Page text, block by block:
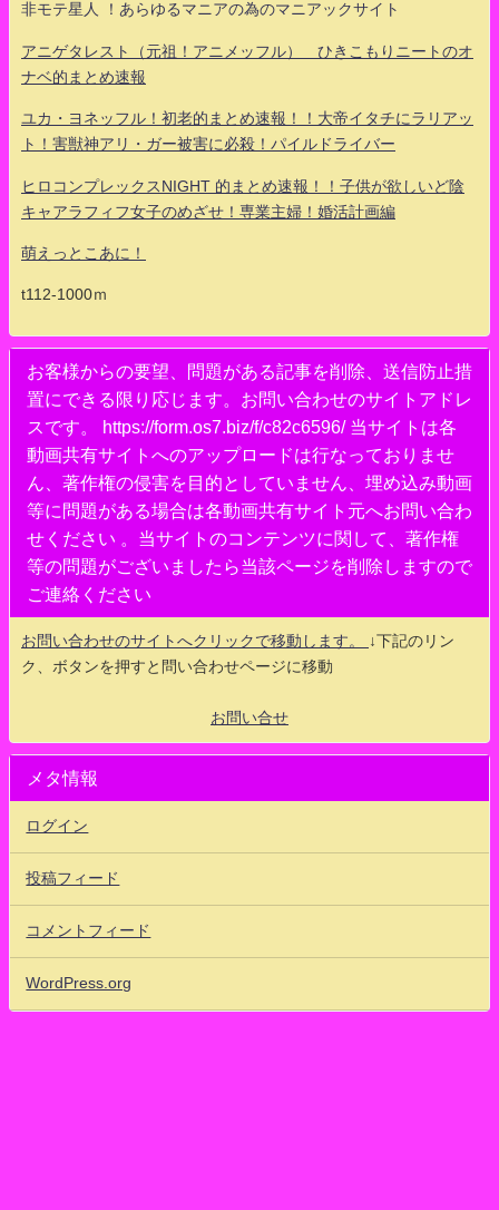
非モテ星人 ！あらゆるマニアの為のマニアックサイト
アニゲタレスト（元祖！アニメッフル） ひきこもりニートのオ
ナベ的まとめ速報
ユカ・ヨネッフル！初老的まとめ速報！！大帝イタチにラリアッ
ト！害獣神アリ・ガー被害に必殺！パイルドライバー
ヒロコンプレックスNIGHT 的まとめ速報！！子供が欲しいど陰
キャアラフィフ女子のめざせ！専業主婦！婚活計画編
萌えっとこあに！
t112-1000ｍ
お客様からの要望、問題がある記事を削除、送信防止措
置にできる限り応じます。お問い合わせのサイトアドレ
スです。 https://form.os7.biz/f/c82c6596/ 当サイトは各
動画共有サイトへのアップロードは行なっておりませ
ん、著作権の侵害を目的としていません、埋め込み動画
等に問題がある場合は各動画共有サイト元へお問い合わ
せください 。当サイトのコンテンツに関して、著作権
等の問題がございましたら当該ページを削除しますので
ご連絡ください
お問い合わせのサイトへクリックで移動します。
↓下記のリン
ク、ボタンを押すと問い合わせページに移動
お問い合せ
メタ情報
ログイン
投稿フィード
コメントフィード
WordPress.org